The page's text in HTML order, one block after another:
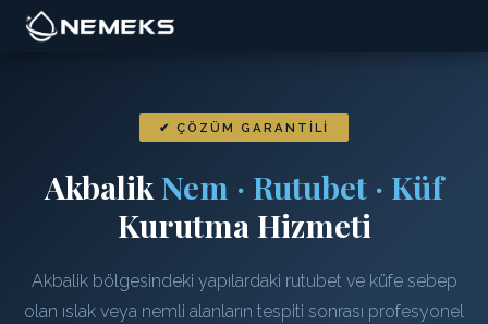
✔ ÇÖZÜM GARANTILI
Akbalik Nem · Rutubet · Küf
Kurutma Hizmeti
Akbalik bölgesindeki yapılardaki rutubet ve küfe sebep
olan ıslak veya nemli alanların tespiti sonrası profesyonel